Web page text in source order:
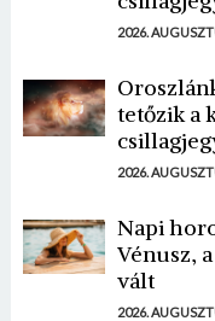
2026.
tetőzik a
2026.
Napi
Vénusz,
vált
2026.